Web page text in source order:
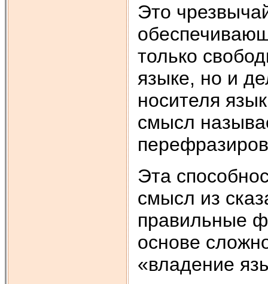
Это
только
языке, но и
носителя
смысл
Эта
смысл из
правильные
основе
«владение